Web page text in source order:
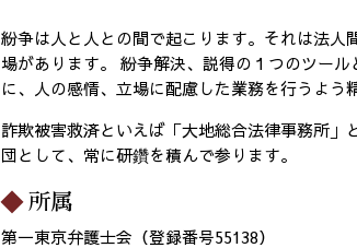
借金 払えない 相談
借金 債務整理 ブラックリスト
債務整理 種類 メリット デメリ
通販 詐欺 23区 弁護士
債務整理 全国 弁護士
債務整理 全国 相談
出会い系 詐欺 港区 相談
個人再生 23区 相談
個人再生 23区 弁護士
紛争は人と人との間で起こります。それは法
場があります。 紛争解決、説得の１つのツー
に、人の感情、立場に配慮した業務を行うよう
詐欺被害救済といえば「大地総合法律事務所
団として、常に研鑽を積んで参ります。
所属
第一東京弁護士会（登録番号55138）